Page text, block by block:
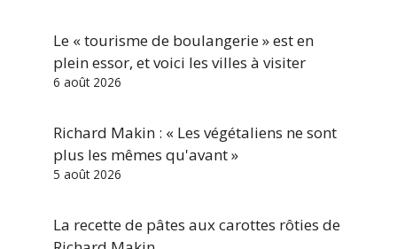
Le « tourisme de boulangerie » est en
plein essor, et voici les villes à visiter
6 août 2026
Richard Makin : « Les végétaliens ne sont
plus les mêmes qu'avant »
5 août 2026
La recette de pâtes aux carottes rôties de